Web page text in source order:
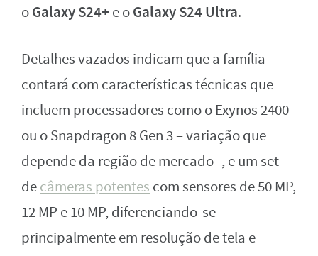
oGalaxy S24+ e oGalaxy S24 Ultra.
Detalhes vazados indicam que a família
contará com características técnicas que
incluem processadores como o Exynos 2400
ou o Snapdragon 8 Gen 3 – variação que
depende da região de mercado -, e um set
decâmeras potentes com sensores de 50 MP,
12 MP e 10 MP, diferenciando-se
principalmente em resolução de tela e